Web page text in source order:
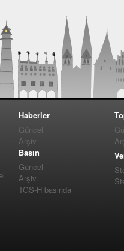
Haberler
Güncel
Arşiv
Basın
Güncel
Arşiv
TGS-H basında